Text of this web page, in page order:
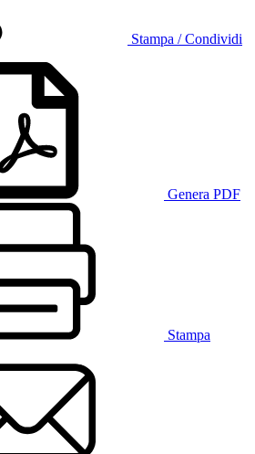
Stampa / Condividi
Genera PDF
Stampa